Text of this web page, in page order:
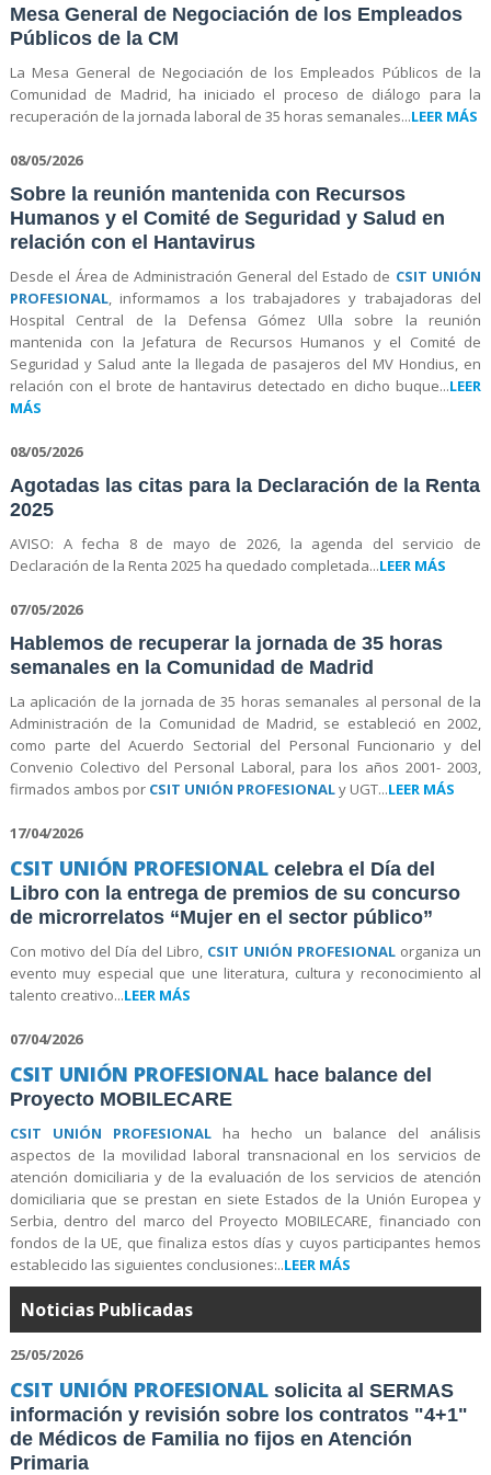
Mesa General de Negociación de los Empleados
Públicos de la CM
La Mesa General de Negociación de los Empleados Públicos de la
Comunidad de Madrid, ha iniciado el proceso de diálogo para la
recuperación de la jornada laboral de 35 horas semanales...LEER MÁS
08/05/2026
Sobre la reunión mantenida con Recursos
Humanos y el Comité de Seguridad y Salud en
relación con el Hantavirus
Desde el Área de Administración General del Estado de CSIT UNIÓN
PROFESIONAL, informamos a los trabajadores y trabajadoras del
Hospital Central de la Defensa Gómez Ulla sobre la reunión
mantenida con la Jefatura de Recursos Humanos y el Comité de
Seguridad y Salud ante la llegada de pasajeros del MV Hondius, en
relación con el brote de hantavirus detectado en dicho buque...LEER
MÁS
08/05/2026
Agotadas las citas para la Declaración de la Renta
2025
AVISO: A fecha 8 de mayo de 2026, la agenda del servicio de
Declaración de la Renta 2025 ha quedado completada...LEER MÁS
07/05/2026
Hablemos de recuperar la jornada de 35 horas
semanales en la Comunidad de Madrid
La aplicación de la jornada de 35 horas semanales al personal de la
Administración de la Comunidad de Madrid, se estableció en 2002,
como parte del Acuerdo Sectorial del Personal Funcionario y del
Convenio Colectivo del Personal Laboral, para los años 2001- 2003,
firmados ambos por CSIT UNIÓN PROFESIONALy UGT...LEER MÁS
17/04/2026
CSIT UNIÓN PROFESIONALcelebra el Día del
Libro con la entrega de premios de su concurso
de microrrelatos “Mujer en el sector público”
Con motivo del Día del Libro, CSIT UNIÓN PROFESIONALorganiza un
evento muy especial que une literatura, cultura y reconocimiento al
talento creativo...LEER MÁS
07/04/2026
CSIT UNIÓN PROFESIONALhace balance del
Proyecto MOBILECARE
CSIT UNIÓN PROFESIONAL ha hecho un balance del análisis
aspectos de la movilidad laboral transnacional en los servicios de
atención domiciliaria y de la evaluación de los servicios de atención
domiciliaria que se prestan en siete Estados de la Unión Europea y
Serbia, dentro del marco del Proyecto MOBILECARE, financiado con
fondos de la UE, que finaliza estos días y cuyos participantes hemos
establecido las siguientes conclusiones:..LEER MÁS
Noticias Publicadas
25/05/2026
CSIT UNIÓN PROFESIONALsolicita al SERMAS
información y revisión sobre los contratos "4+1"
de Médicos de Familia no fijos en Atención
Primaria